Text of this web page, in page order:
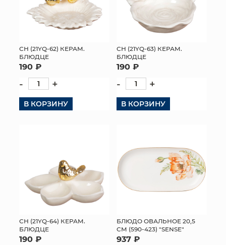
СН (21YQ-62) КЕРАМ.
БЛЮДЦЕ
190 ₽
- +
В КОРЗИНУ
СН (21YQ-63) КЕРАМ.
БЛЮДЦЕ
190 ₽
- +
В КОРЗИНУ
СН (21YQ-64) КЕРАМ.
БЛЮДЦЕ
190 ₽
БЛЮДО ОВАЛЬНОЕ 20,5
СМ (590-423) "SENSE"
937 ₽